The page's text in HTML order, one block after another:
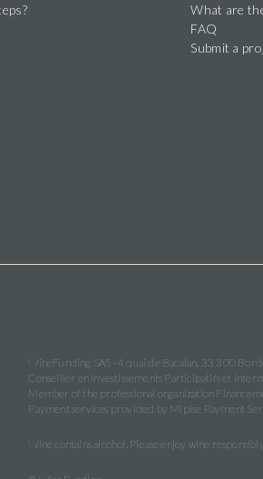
What are
FAQ
Submit a
WineFunding SAS · 4 quai de Bacalan, 33 300
Conseiller en Investissements Participatifs et
Member of the professional organization
Payment services provided by Mipise Payment
Wine contains alcohol. Please enjoy wine responsibly.